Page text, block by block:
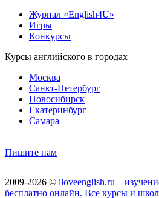
Журнал «English4U»
Игры
Конкурсы
Курсы английского в городах
Москва
Санкт-Петербург
Новосибирск
Екатеринбург
Самара
Пишите нам
2009-2026 © iloveenglish.ru –
бесплатно онлайн. Все курсы и